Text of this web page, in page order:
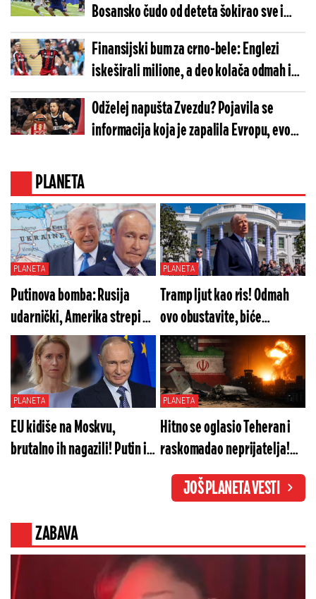
Bosansko čudo od deteta šokirao sve i
pričao na albanskom!
Finansijski bum za crno-bele: Englezi
iskeširali milione, a deo kolača odmah ide
Partizanu!
Odželej napušta Zvezdu? Pojavila se
informacija koja je zapalila Evropu, evo
PLANETA
PLANETA
Putinova bomba: Rusija
udarnički, Amerika strepi od
sledećeg poteza
PLANETA
Tramp ljut kao ris! Odmah
ovo obustavite, biće
posledica
PLANETA
EU kidiše na Moskvu,
brutalno ih nagazili! Putin im
PLANETA
Hitno se oglasio Teheran i
raskomadao neprijatelja!
Sve je dokumentovano
JOŠ PLANETA VESTI
ZABAVA